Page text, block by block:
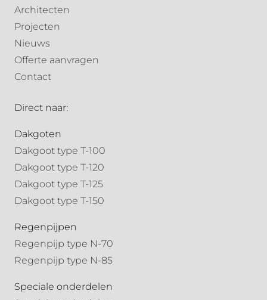
Architecten
Projecten
Nieuws
Offerte aanvragen
Contact
Direct naar:
Dakgoten
Dakgoot type T-100
Dakgoot type T-120
Dakgoot type T-125
Dakgoot type T-150
Regenpijpen
Regenpijp type N-70
Regenpijp type N-85
Speciale onderdelen